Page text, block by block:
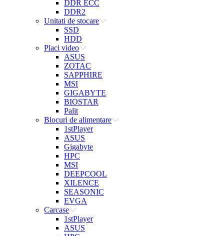
DDR ECC
DDR2
Unitati de stocare
SSD
HDD
Placi video
ASUS
ZOTAC
SAPPHIRE
MSI
GIGABYTE
BIOSTAR
Palit
Blocuri de alimentare
1stPlayer
ASUS
Gigabyte
HPC
MSI
DEEPCOOL
XILENCE
SEASONIC
EVGA
Carcase
1stPlayer
ASUS